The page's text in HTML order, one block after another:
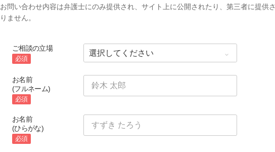
お問い合わせ内容は弁護士にのみ提供され、サイト上に公開されたり、第三者に提供
りません。
ご相談の立場
必須
お名前
(フルネーム)
必須
お名前
(ひらがな)
必須